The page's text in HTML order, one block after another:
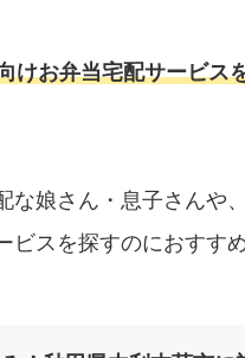
けお弁当宅配サービス
な娘さん・息子さんや
スを探すのにおすす